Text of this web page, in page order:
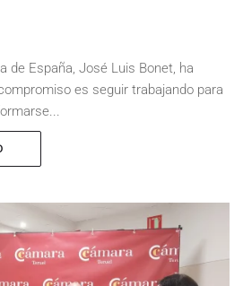
de España, José Luis Bonet, ha
es seguir trabajando para